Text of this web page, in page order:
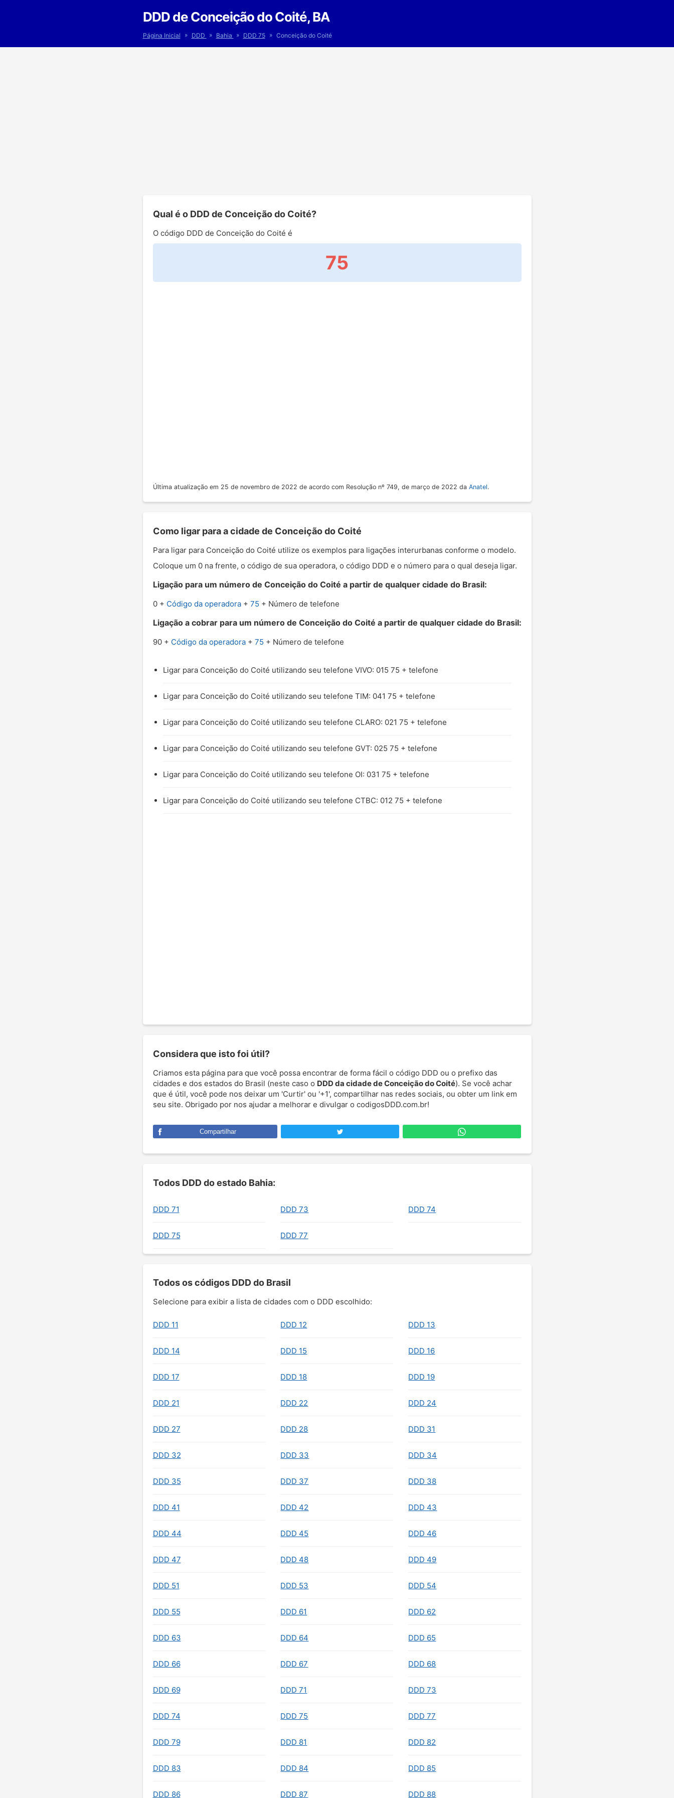
DDD de Conceição do Coité, BA
Página Inicial » DDD » Bahia » DDD 75 » Conceição do Coité
Qual é o DDD de Conceição do Coité?
O código DDD de Conceição do Coité é
75
Última atualização em 25 de novembro de 2022 de acordo com Resolução nº 749, de março de 2022 da Anatel.
Como ligar para a cidade de Conceição do Coité
Para ligar para Conceição do Coité utilize os exemplos para ligações interurbanas conforme o modelo.
Coloque um 0 na frente, o código de sua operadora, o código DDD e o número para o qual deseja ligar.
Ligação para um número de Conceição do Coité a partir de qualquer cidade do Brasil:
0 + Código da operadora+ 75 + Número de telefone
Ligação a cobrar para um número de Conceição do Coité a partir de qualquer cidade do Brasil:
90 + Código da operadora+ 75 + Número de telefone
Ligar para Conceição do Coité utilizando seu telefone VIVO: 015 75 + telefone
Ligar para Conceição do Coité utilizando seu telefone TIM: 041 75 + telefone
Ligar para Conceição do Coité utilizando seu telefone CLARO: 021 75 + telefone
Ligar para Conceição do Coité utilizando seu telefone GVT: 025 75 + telefone
Ligar para Conceição do Coité utilizando seu telefone OI: 031 75 + telefone
Ligar para Conceição do Coité utilizando seu telefone CTBC: 012 75 + telefone
Considera que isto foi útil?
Criamos esta página para que você possa encontrar de forma fácil o código DDD ou o prefixo das
cidades e dos estados do Brasil (neste caso o DDD da cidade de Conceição do Coité). Se você achar
que é útil, você pode nos deixar um 'Curtir' ou '+1', compartilhar nas redes sociais, ou obter um link em
seu site. Obrigado por nos ajudar a melhorar e divulgar o codigosDDD.com.br!
Compartilhar
Todos DDD do estado Bahia:
DDD 71 DDD 73 DDD 74
DDD 75 DDD 77
Todos os códigos DDD do Brasil
Selecione para exibir a lista de cidades com o DDD escolhido:
DDD 11 DDD 12 DDD 13
DDD 14 DDD 15 DDD 16
DDD 17 DDD 18 DDD 19
DDD 21 DDD 22 DDD 24
DDD 27 DDD 28 DDD 31
DDD 32 DDD 33 DDD 34
DDD 35 DDD 37 DDD 38
DDD 41 DDD 42 DDD 43
DDD 44 DDD 45 DDD 46
DDD 47 DDD 48 DDD 49
DDD 51 DDD 53 DDD 54
DDD 55 DDD 61 DDD 62
DDD 63 DDD 64 DDD 65
DDD 66 DDD 67 DDD 68
DDD 69 DDD 71 DDD 73
DDD 74 DDD 75 DDD 77
DDD 79 DDD 81 DDD 82
DDD 83 DDD 84 DDD 85
DDD 86 DDD 87 DDD 88